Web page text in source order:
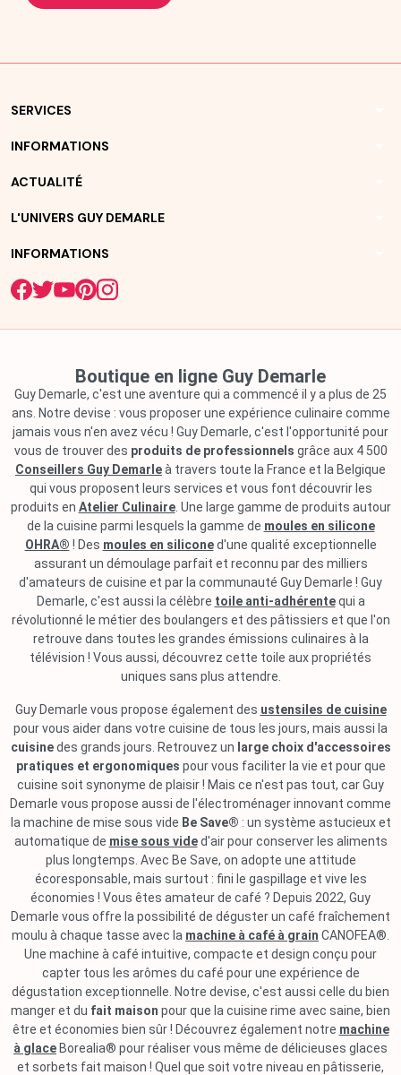
SERVICES
INFORMATIONS
ACTUALITÉ
L'UNIVERS GUY DEMARLE
INFORMATIONS
Boutique en ligne Guy Demarle
Guy Demarle, c'est une aventure qui a commencé il y a plus de 25
ans. Notre devise : vous proposer une expérience culinaire comme
jamais vous n'en avez vécu ! Guy Demarle, c'est l'opportunité pour
vous de trouver des produits de professionnels grâce aux 4 500
Conseillers Guy Demarleà travers toute la France et la Belgique
qui vous proposent leurs services et vous font découvrir les
produits en Atelier Culinaire. Une large gamme de produits autour
de la cuisine parmi lesquels la gamme de moules en silicone
OHRA® ! Des moules en siliconed'une qualité exceptionnelle
assurant un démoulage parfait et reconnu par des milliers
d'amateurs de cuisine et par la communauté Guy Demarle ! Guy
Demarle, c'est aussi la célèbre toile anti-adhérentequi a
révolutionné le métier des boulangers et des pâtissiers et que l'on
retrouve dans toutes les grandes émissions culinaires à la
télévision ! Vous aussi, découvrez cette toile aux propriétés
uniques sans plus attendre.
Guy Demarle vous propose également des ustensiles de cuisine
pour vous aider dans votre cuisine de tous les jours, mais aussi la
cuisinedes grands jours. Retrouvez un large choix d'accessoires
pratiques et ergonomiques pour vous faciliter la vie et pour que
cuisine soit synonyme de plaisir ! Mais ce n'est pas tout, car Guy
Demarle vous propose aussi de l'électroménager innovant comme
la machine de mise sous vide Be Save® : un système astucieux et
automatique de mise sous vided'air pour conserver les aliments
plus longtemps. Avec Be Save, on adopte une attitude
écoresponsable, mais surtout : fini le gaspillage et vive les
économies ! Vous êtes amateur de café ? Depuis 2022, Guy
Demarle vous offre la possibilité de déguster un café fraîchement
moulu à chaque tasse avec la machine à café à grain CANOFEA®.
Une machine à café intuitive, compacte et design conçu pour
capter tous les arômes du café pour une expérience de
dégustation exceptionnelle. Notre devise, c'est aussi celle du bien
manger et du fait maison pour que la cuisine rime avec saine, bien
être et économies bien sûr ! Découvrez également notre machine
à glace Borealia® pour réaliser vous même de délicieuses glaces
et sorbets fait maison ! Quel que soit votre niveau en pâtisserie,